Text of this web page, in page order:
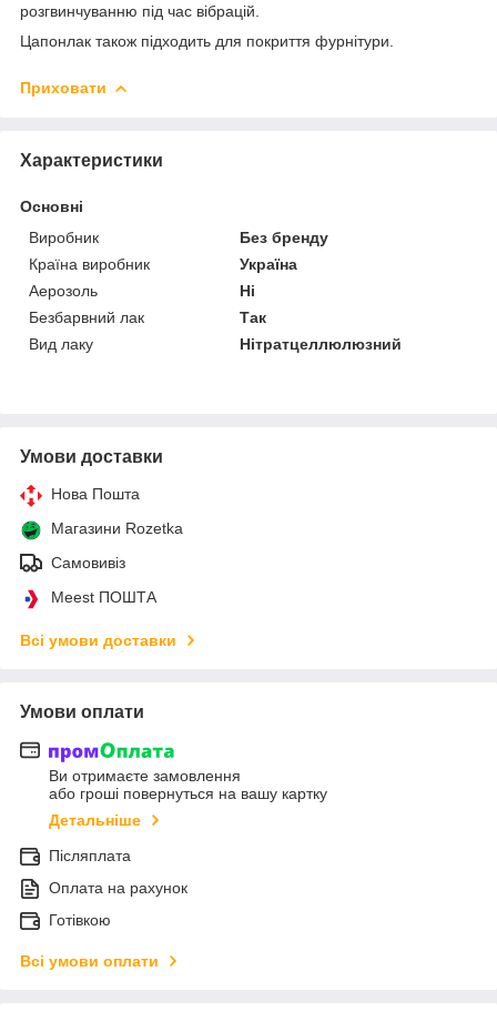
розгвинчуванню під час вібрацій.
Цапонлак також підходить для покриття фурнітури.
Приховати
Характеристики
Основні
Виробник
Без бренду
Країна виробник
Україна
Аерозоль
Ні
Безбарвний лак
Так
Вид лаку
Нітратцеллюлюзний
Умови доставки
Нова Пошта
Магазини Rozetka
Самовивіз
Meest ПОШТА
Всі умови доставки
Умови оплати
Ви отримаєте замовлення
або гроші повернуться на вашу картку
Детальніше
Післяплата
Оплата на рахунок
Готівкою
Всі умови оплати